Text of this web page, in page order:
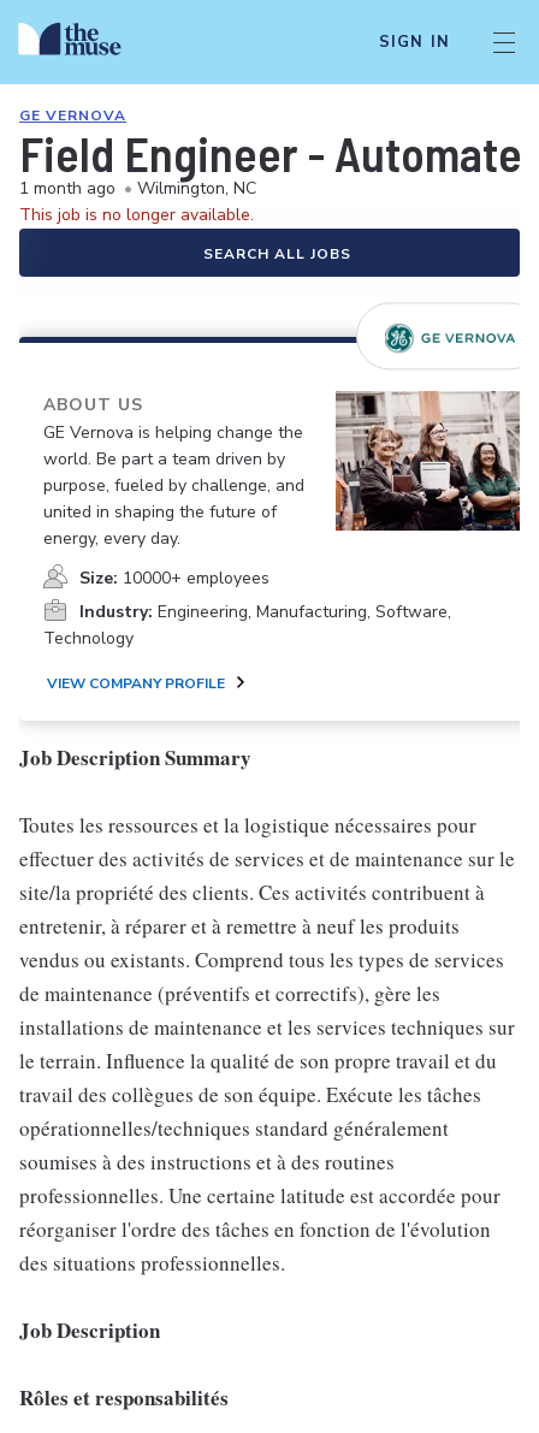
SIGN IN
GE VERNOVA
Field Engineer -
1 month ago • Wilmington, NC
This job is no longer available.
SEARCH ALL JOBS
ABOUT US
GE Vernova is helping change the
world. Be part a team driven by
purpose, fueled by challenge, and
united in shaping the future of
energy, every day.
Size: 10000+ employees
Industry: Engineering, Manufacturing, Software,
Technology
VIEW COMPANY PROFILE
Job Description Summary
Toutes les ressources et la logistique nécessaires pour
effectuer des activités de services et de maintenance sur le
site/la propriété des clients. Ces activités contribuent à
entretenir, à réparer et à remettre à neuf les produits
vendus ou existants. Comprend tous les types de services
de maintenance (préventifs et correctifs), gère les
installations de maintenance et les services techniques sur
le terrain. Influence la qualité de son propre travail et du
travail des collègues de son équipe. Exécute les tâches
opérationnelles/techniques standard généralement
soumises à des instructions et à des routines
professionnelles. Une certaine latitude est accordée pour
réorganiser l'ordre des tâches en fonction de l'évolution
des situations professionnelles.
Job Description
Rôles et responsabilités